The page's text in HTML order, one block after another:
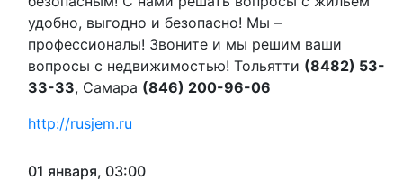
удобно, выгодно и безопасно! Мы –
профессионалы! Звоните и мы решим ваши
вопросы с недвижимостью! Тольятти (8482) 53-
33-33, Самара (846) 200-96-06
http://rusjem.ru
01 января, 03:00